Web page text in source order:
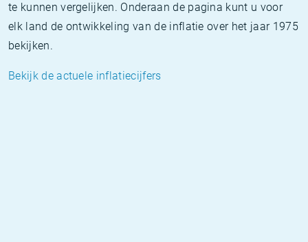
te kunnen vergelijken. Onderaan de pagina kunt u voor
elk land de ontwikkeling van de inflatie over het jaar 1975
bekijken.
Bekijk de actuele inflatiecijfers